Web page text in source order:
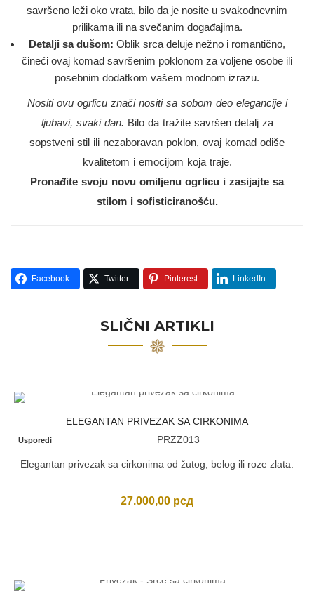
savršeno leži oko vrata, bilo da je nosite u svakodnevnim
prilikama ili na svečanim događajima.
Detalji sa dušom: Oblik srca deluje nežno i romantično,
čineći ovaj komad savršenim poklonom za voljene osobe ili
posebnim dodatkom vašem modnom izrazu.
Nositi ovu ogrlicu znači nositi sa sobom deo elegancije i
ljubavi, svaki dan. Bilo da tražite savršen detalj za
sopstveni stil ili nezaboravan poklon, ovaj komad odiše
kvalitetom i emocijom koja traje.
Pronađite svoju novu omiljenu ogrlicu i zasijajte sa
stilom i sofisticiranošću.
Facebook Twitter Pinterest LinkedIn
SLIČNI ARTIKLI
ELEGANTAN PRIVEZAK SA CIRKONIMA
Usporedi PRZZ013
Elegantan privezak sa cirkonima od žutog, belog ili roze zlata.
27.000,00 рсд